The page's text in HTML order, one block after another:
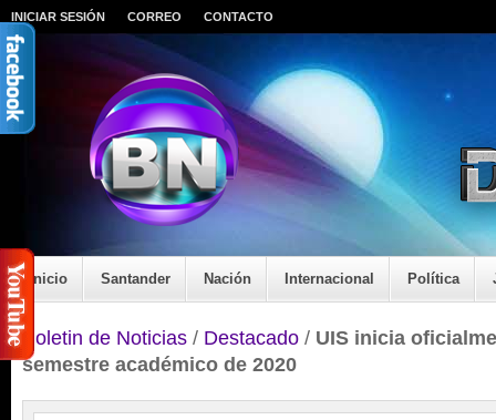
INICIAR SESIÓN CORREO CONTACTO
Inicio Santander Nación Internacional Política
Boletin de Noticias / Destacado / UIS inicia
semestre académico de 2020